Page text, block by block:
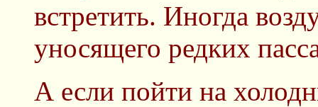
встретить. Иногда
уносящего редких
А если пойти на